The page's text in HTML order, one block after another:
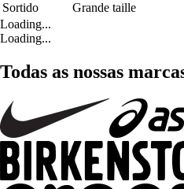
Sortido
Grande taille
Loading...
Loading...
Todas as nossas